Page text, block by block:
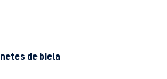
de biela